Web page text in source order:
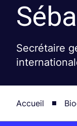
Secrétaire
Accueil